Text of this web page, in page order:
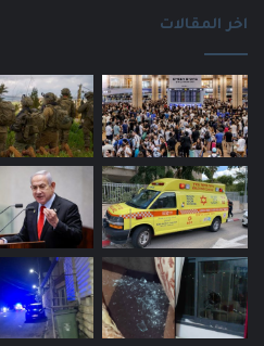
اخر المقالات